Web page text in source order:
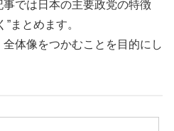
では日本の主要政党の特徴
まとめます。
体像をつかむことを目的にし